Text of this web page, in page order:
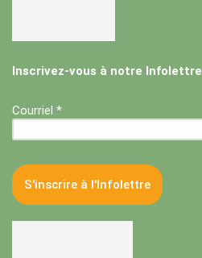
Inscrivez-vous à notre Infolettre
Courriel *